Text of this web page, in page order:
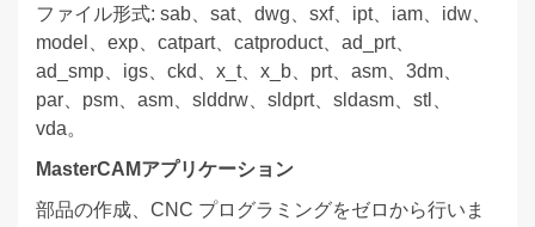
ファイル形式: sab、sat、dwg、sxf、ipt、iam、idw、
model、exp、catpart、catproduct、ad_prt、
ad_smp、igs、ckd、x_t、x_b、prt、asm、3dm、
par、psm、asm、slddrw、sldprt、sldasm、stl、
vda。
MasterCAMアプリケーション
部品の作成、CNC プログラミングをゼロから行いま